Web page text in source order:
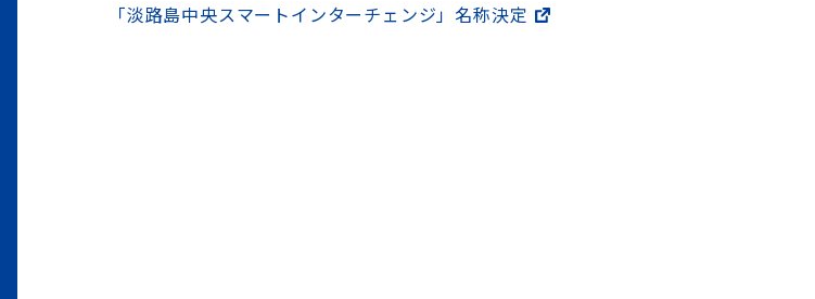
「淡路島中央スマートインターチェンジ」名称決定